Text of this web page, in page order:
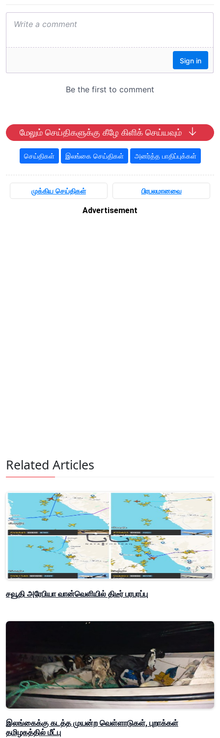
மேலும் செய்திகளுக்கு கீழே கிளிக் செய்யவும்
செய்திகள் இலங்கை செய்திகள் அனர்த்த பாதிப்புக்கள்
முக்கிய செய்திகள் பிரபலமானவை
Advertisement
Related Articles
சவூதி அரேபியா வான்வெளியில் திடீர் பரபரப்பு
இலங்கைக்கு கடத்த முயன்ற வெள்ளாடுகள், புறாக்கள்
தமிழகத்தில் மீட்பு